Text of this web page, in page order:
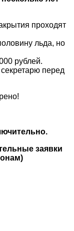
проходят
льда, но
рублей.
перед
заявки